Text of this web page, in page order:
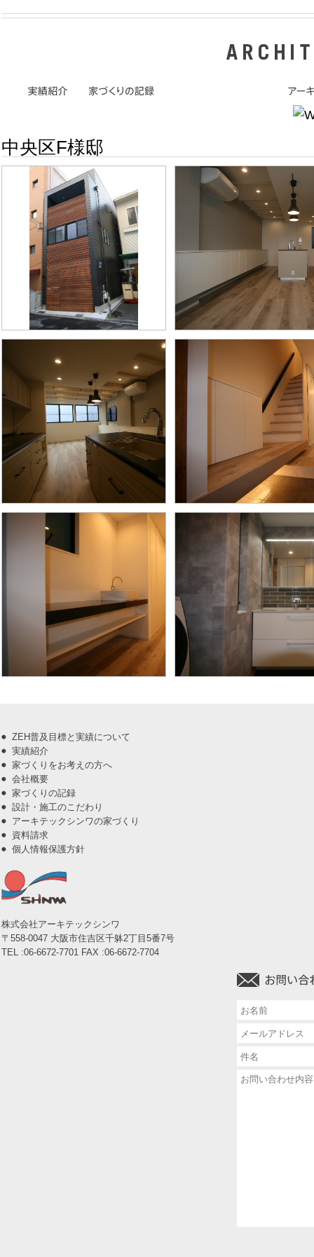
中央区F様邸
ZEH普及目標と実績について
実績紹介
家づくりをお考えの方へ
会社概要
家づくりの記録
設計・施工のこだわり
アーキテックシンワの家づくり
資料請求
個人情報保護方針
株式会社アーキテックシンワ
〒558-0047 大阪市住吉区千躰2丁目5番7号
TEL :06-6672-7701 FAX :06-6672-7704